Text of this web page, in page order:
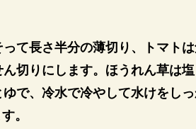
て長さ半分の薄切り、トマトは
切りにします。ほうれん草は
で、冷水で冷やして水けをし
。